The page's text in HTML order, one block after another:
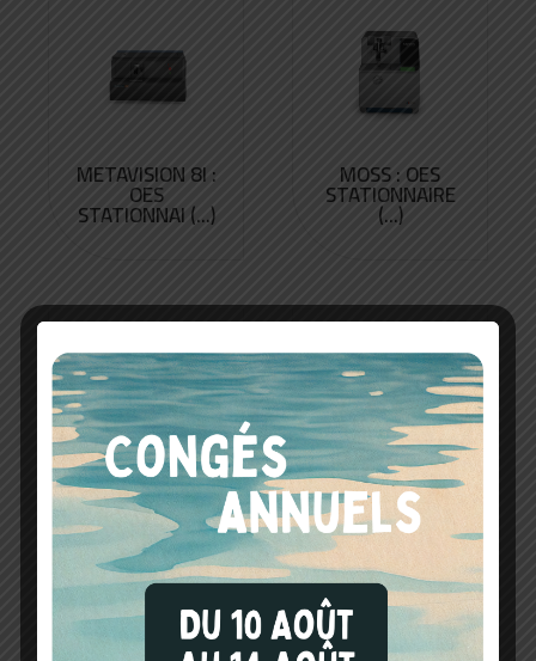
METAVISION 8I :
OES
STATIONNAI (...)
MOSS : OES
STATIONNAIRE
(...)
METAVISION RX
: OES
STATIONNAI (...)
NITON™ XL5
PLUS – ANAL (...)